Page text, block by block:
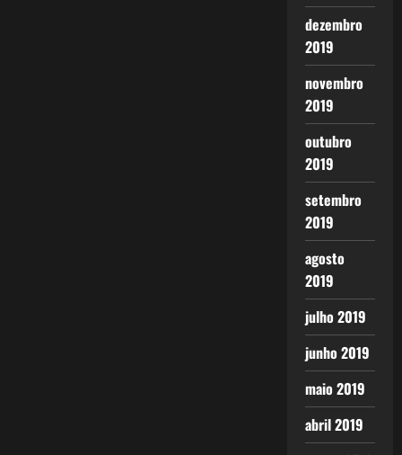
dezembro
2019
novembro
2019
outubro
2019
setembro
2019
agosto
2019
julho 2019
junho 2019
maio 2019
abril 2019